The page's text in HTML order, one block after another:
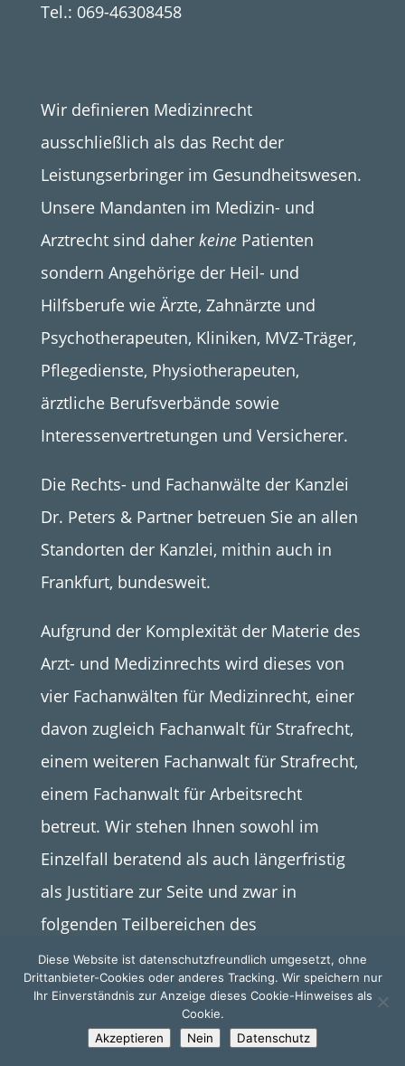
Tel.: 069-46308458
Wir definieren Medizinrecht
ausschließlich als das Recht der
Leistungserbringer im Gesundheitswesen.
Unsere Mandanten im Medizin- und
Arztrecht sind daher keinePatienten
sondern Angehörige der Heil- und
Hilfsberufe wie Ärzte, Zahnärzte und
Psychotherapeuten, Kliniken, MVZ-Träger,
Pflegedienste, Physiotherapeuten,
ärztliche Berufsverbände sowie
Interessenvertretungen und Versicherer.
Die Rechts- und Fachanwälte der Kanzlei
Dr. Peters & Partner betreuen Sie an allen
Standorten der Kanzlei, mithin auch in
Frankfurt, bundesweit.
Aufgrund der Komplexität der Materie des
Arzt- und Medizinrechts wird dieses von
vier Fachanwälten für Medizinrecht, einer
davon zugleich Fachanwalt für Strafrecht,
einem weiteren Fachanwalt für Strafrecht,
einem Fachanwalt für Arbeitsrecht
betreut. Wir stehen Ihnen sowohl im
Einzelfall beratend als auch längerfristig
als Justitiare zur Seite und zwar in
folgenden Teilbereichen des
Medizinrechts (für Detailinformation bitte
entweder auf die obenstehenden Kacheln
oder die folgenden jeweiligen Seitenlinks
klicken):
Diese Website ist datenschutzfreundlich umgesetzt, ohne
Drittanbieter-Cookies oder anderes Tracking. Wir speichern nur
Ihr Einverständnis zur Anzeige dieses Cookie-Hinweises als
Cookie.
Akzeptieren
Nein Datenschutz